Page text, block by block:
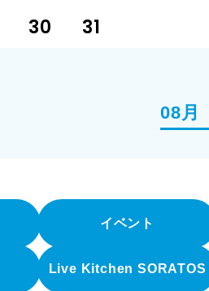
30 31
08月
イベント
Live Kitchen SORATOS